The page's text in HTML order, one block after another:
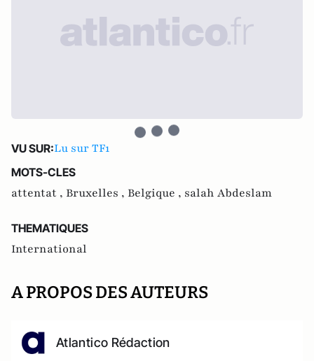
VU SUR:Lu sur TF1
MOTS-CLES
attentat , Bruxelles , Belgique , salah Abdeslam
THEMATIQUES
International
A PROPOS DES AUTEURS
Atlantico Rédaction